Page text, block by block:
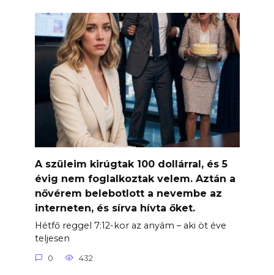
A szüleim kirúgtak 100 dollárral, és 5
évig nem foglalkoztak velem. Aztán a
nővérem belebotlott a nevembe az
interneten, és sírva hívta őket.
Hétfő reggel 7:12-kor az anyám – aki öt éve
teljesen
0 432